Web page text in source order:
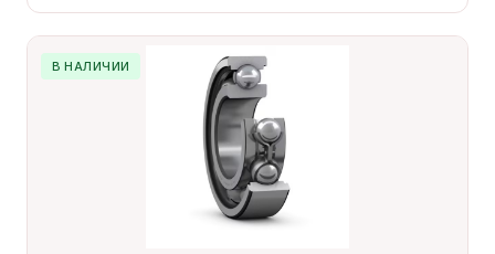
В НАЛИЧИИ